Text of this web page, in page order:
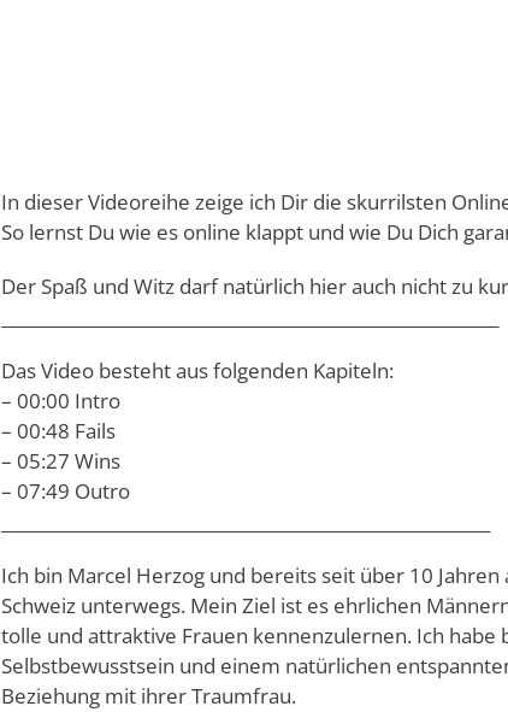
In dieser Videoreihe zeige ich Dir die skurrilsten
So lernst Du wie es online klappt und wie Du Dich
Der Spaß und Witz darf natürlich hier auch nicht zu
Das Video besteht aus folgenden Kapiteln:
– 00:00 Intro
– 00:48 Fails
– 05:27 Wins
– 07:49 Outro
Ich bin Marcel Herzog und bereits seit über 10
Schweiz unterwegs. Mein Ziel ist es ehrlichen
tolle und attraktive Frauen kennenzulernen. Ich
Selbstbewusstsein und einem natürlichen
Beziehung mit ihrer Traumfrau.